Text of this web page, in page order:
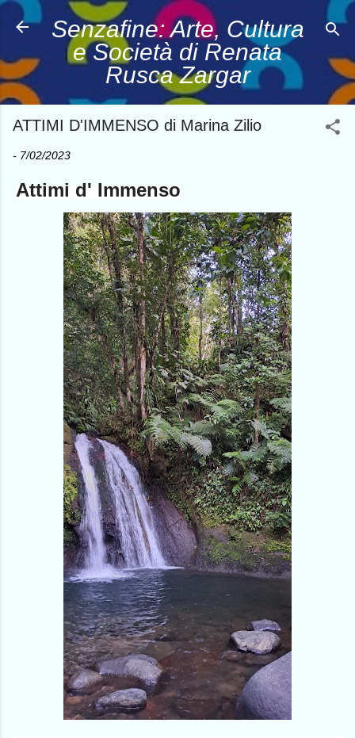
Passa ai contenuti principali
Senzafine: Arte, Cultura
e Società di Renata
Rusca Zargar
ATTIMI D'IMMENSO di Marina Zilio
- 7/02/2023
Attimi d' Immenso